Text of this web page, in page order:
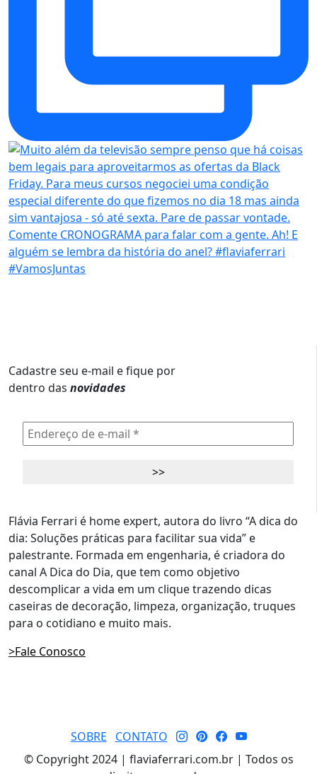
Cadastre seu e-mail e fique por
dentro das novidades
Flávia Ferrari é home expert, autora do livro “A dica do
dia: Soluções práticas para facilitar sua vida” e
palestrante. Formada em engenharia, é criadora do
canal A Dica do Dia, que tem como objetivo
descomplicar a vida em um clique trazendo dicas
caseiras de decoração, limpeza, organização, truques
para o cotidiano e muito mais.
>Fale Conosco
SOBRE
CONTATO
© Copyright 2024 | flaviaferrari.com.br | Todos os